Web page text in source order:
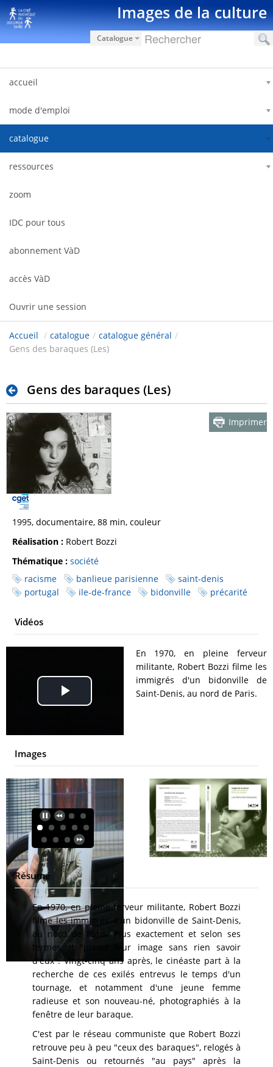
Saut au contenu Images de la culture
Catalogue
accueil
mode d'emploi
catalogue
ressources
zoom
IDC pour tous
abonnement VàD
accès VàD
Ouvrir une session
Accueil / catalogue / catalogue général /
Gens des baraques (Les)
Gens des baraques (Les)
Imprimer
1995, documentaire, 88 min, couleur
Réalisation : Robert Bozzi
Thématique : société
racisme
banlieue parisienne
saint-denis
portugal
ile-de-france bidonville précarité
Vidéos
Play
Video
En 1970, en pleine ferveur
militante, Robert Bozzi filme les
immigrés d'un bidonville de
Saint-Denis, au nord de Paris.
Images
Résumé
En 1970, en pleine ferveur militante, Robert Bozzi
filme les immigrés d'un bidonville de Saint-Denis,
au nord de Paris. Plus exactement et selon ses
termes, il "prend leur image sans rien savoir
d'eux". Vingt-cinq ans après, le cinéaste part à la
recherche de ces exilés entrevus le temps d'un
tournage, et notamment d'une jeune femme
radieuse et son nouveau-né, photographiés à la
fenêtre de leur baraque.
C'est par le réseau communiste que Robert Bozzi
retrouve peu à peu "ceux des baraques", relogés à
Saint-Denis ou retournés "au pays" après la